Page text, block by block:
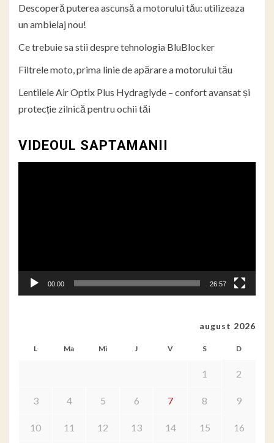
Descoperă puterea ascunsă a motorului tău: utilizeaza
un ambielaj nou!
Ce trebuie sa stii despre tehnologia BluBlocker
Filtrele moto, prima linie de apărare a motorului tău
Lentilele Air Optix Plus Hydraglyde – confort avansat și
protecție zilnică pentru ochii tăi
VIDEOUL SAPTAMANII
00:00 26:57
august 2026
L Ma Mi J V S D
1 2
3 4 5 6 7 8 9
10 11 12 13 14 15 16